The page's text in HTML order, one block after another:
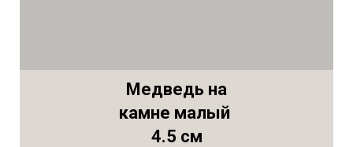
Медведь на
камне малый
4.5 см